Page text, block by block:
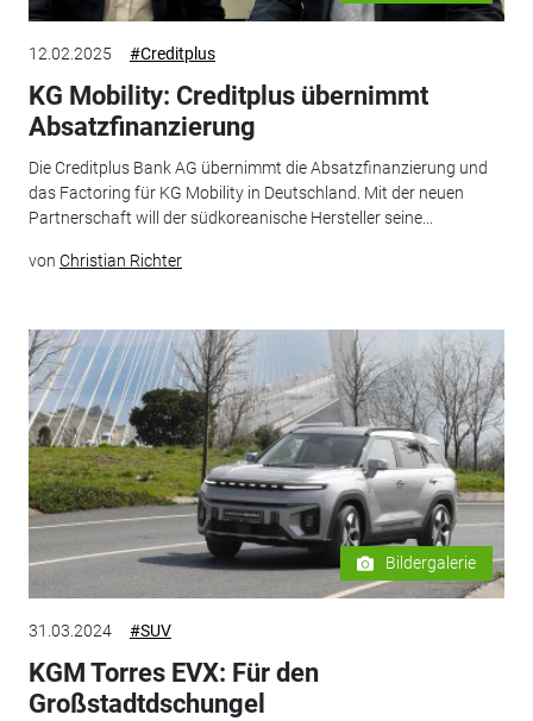
12.02.2025 #Creditplus
KG Mobility: Creditplus übernimmt
Absatzfinanzierung
Die Creditplus Bank AG übernimmt die Absatzfinanzierung und
das Factoring für KG Mobility in Deutschland. Mit der neuen
Partnerschaft will der südkoreanische Hersteller seine...
von Christian Richter
Bildergalerie
31.03.2024 #SUV
KGM Torres EVX: Für den
Großstadtdschungel